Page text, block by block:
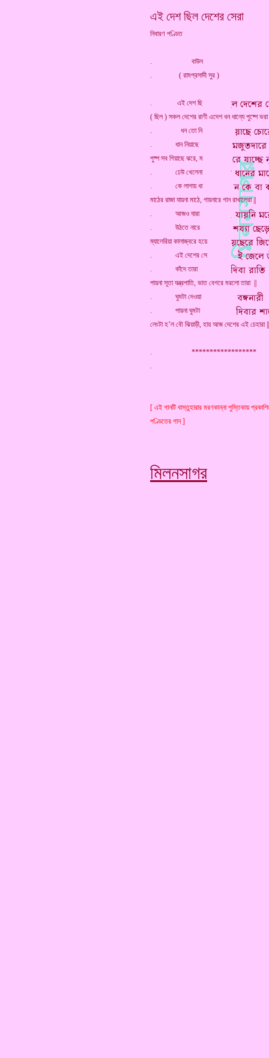
এই দেশ ছিল দেশের সেরা
নিবারণ পণ্ডিত
. বাউল
. ( রামপ্রসাদী সুর )
. এই দেশ ছি
( ছিল ) সকল দেশের রাণী এদেশ ধন ধান্যে পুষ্পে
. ধন তো নি
. ধান নিয়াছে
পুষ্প সব গিয়াছে ঝরে, ম
. ঢেউ খেলেনা
. কে লাগায় ধা
মাঠের রাজা যায়না মাঠে, গায়নারে গান রাখালেরা ||
. আজও যারা
. উঠতে নারে
ম্যালেরিয়া কালাজ্বরে হয়ে
. এই দেশের সে
. কাঁদে তারা
পায়না সূতা যন্ত্রপাতি, ভাত বেগরে মরলো তারা ||
. ঘুমটা দেওয়া
. পায়না ঘুমটা
লেংটা হ’ল বৌ ঝিয়াড়ী, হায় আজ দেশের এই চেহারা ||
. ******************
[ এই গানটি বাস্তুহারার মরণকান্না পুস্তিকায়
পণ্ডিতের গান ]
মিলনসাগর